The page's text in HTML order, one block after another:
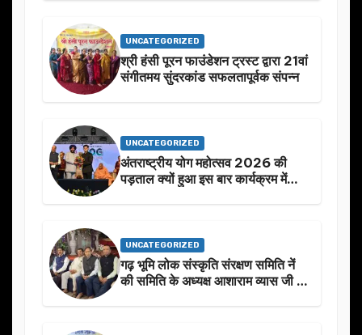
UNCATEGORIZED
श्री हंसी पूरन फाउंडेशन ट्रस्ट द्वारा 21वां
संगीतमय सुंदरकांड सफलतापूर्वक संपन्न
UNCATEGORIZED
अंतराष्ट्रीय योग महोत्सव 2026 की
पड़ताल क्यों हुआ इस बार कार्यक्रम में
UNCATEGORIZED
गढ़ भूमि लोक संस्कृति संरक्षण समिति नें
की समिति के अध्यक्ष आशाराम व्यास जी के